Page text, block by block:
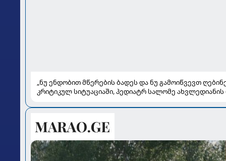
„ნუ ენდობით მწერების ბადეს და ნუ გამოიწვევთ
კრიტიკულ სიტუაციაში, პედიატრ სალომე ახვლედიანის